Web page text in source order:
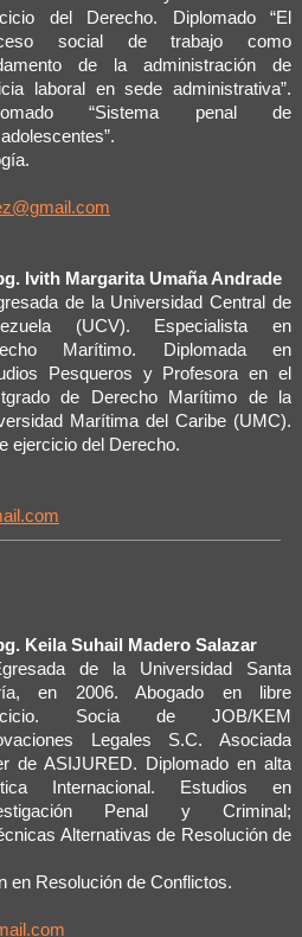
del Derecho. Diplomado “El
social de trabajo como
de la administración de
laboral en sede administrativa”.
“Sistema penal de
Ivith Margarita Umaña Andrade
de la Universidad Central de
(UCV). Especialista en
Marítimo. Diplomada en
Pesqueros y Profesora en el
de Derecho Marítimo de la
Marítima del Caribe (UMC).
ejercicio del Derecho.
Keila Suhail Madero Salazar
de la Universidad Santa
en 2006. Abogado en libre
Socia de JOB/KEM
Legales S.C. Asociada
de ASIJURED. Diplomado en alta
Internacional. Estudios en
Penal y Criminal;
Alternativas de Resolución de
en Resolución de Conflictos.